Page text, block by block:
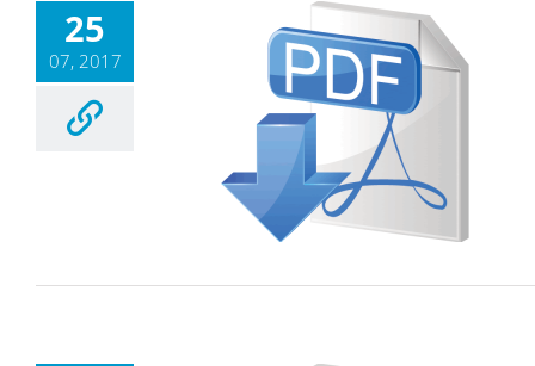
25
07, 2017